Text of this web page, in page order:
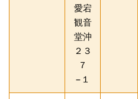
愛宕
観音
堂沖
２３
７
−１